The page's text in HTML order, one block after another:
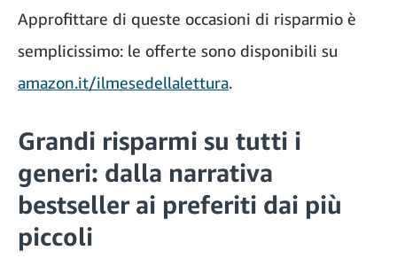
Approfittare di queste occasioni di risparmio è
semplicissimo: le offerte sono disponibili su
amazon.it/ilmesedellalettura.
Grandi risparmi su tutti i
generi: dalla narrativa
bestseller ai preferiti dai più
piccoli